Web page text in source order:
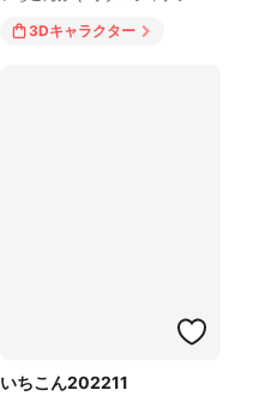
3Dキャラクター
いちこん202211